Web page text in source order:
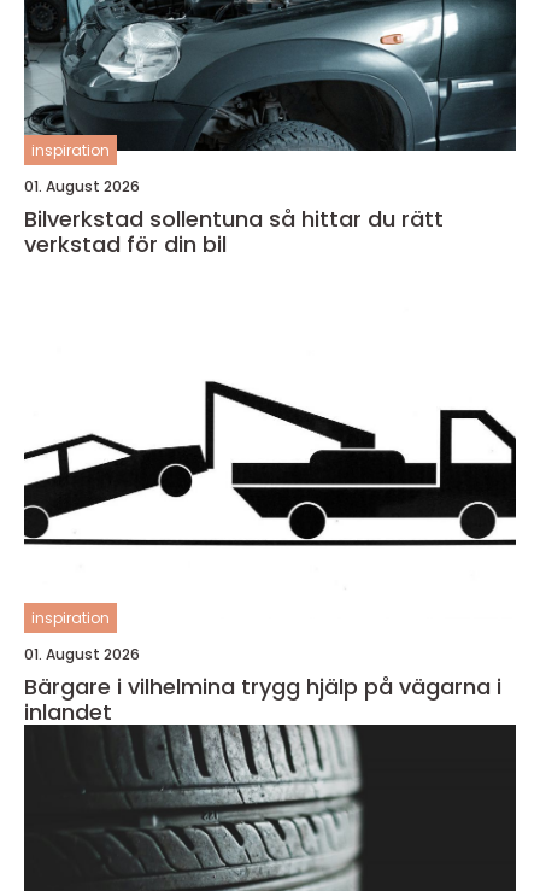
inspiration
01. August 2026
Bilverkstad sollentuna så hittar du rätt
verkstad för din bil
inspiration
01. August 2026
Bärgare i vilhelmina trygg hjälp på vägarna i
inlandet